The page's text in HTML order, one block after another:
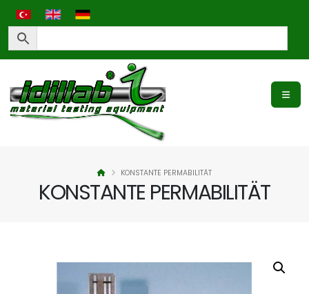
KONSTANTE PERMABILITÄT
KONSTANTE PERMABILITÄT